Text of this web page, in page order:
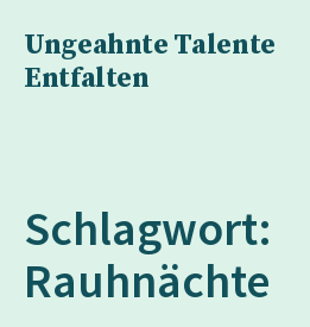
Inhalt
springen
Ungeahnte Talente
Entfalten
Schlagwort:
Rauhnächte